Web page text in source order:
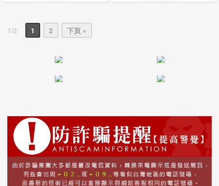
1/2 1 2 下頁 »